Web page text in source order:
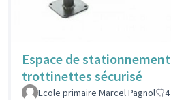
Espace de stationnement
trottinettes sécurisé
Ecole primaire Marcel Pagnol 4